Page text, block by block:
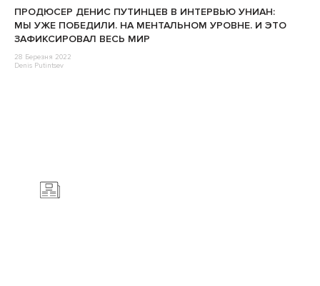
ПРОДЮСЕР ДЕНИС ПУТИНЦЕВ В ИНТЕРВЬЮ УНИАН:
МЫ УЖЕ ПОБЕДИЛИ. НА МЕНТАЛЬНОМ УРОВНЕ. И ЭТО
ЗАФИКСИРОВАЛ ВЕСЬ МИР
28 Березня 2022
Denis Putintsev